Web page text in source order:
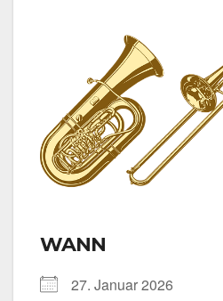
WANN
27. Janu­ar 2026